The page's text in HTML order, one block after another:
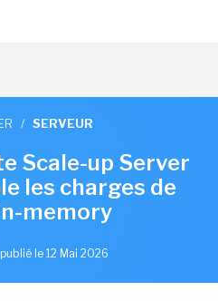
/ SERVEUR
Scale-up Server
les charges de
memory
publié le 12 Mai 2026